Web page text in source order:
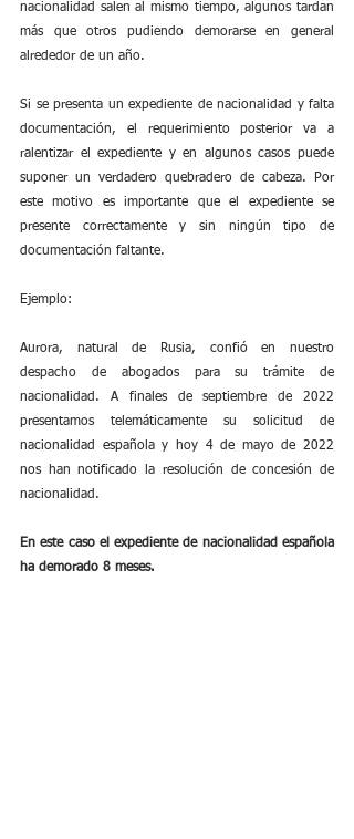
nacionalidad salen al mismo tiempo, algunos tardan
más que otros pudiendo demorarse en general
alrededor de un año.
Si se presenta un expediente de nacionalidad y falta
documentación, el requerimiento posterior va a
ralentizar el expediente y en algunos casos puede
suponer un verdadero quebradero de cabeza. Por
este motivo es importante que el expediente se
presente correctamente y sin ningún tipo de
documentación faltante.
Ejemplo:
Aurora, natural de Rusia, confió en nuestro
despacho de abogados para su trámite de
nacionalidad. A finales de septiembre de 2022
presentamos telemáticamente su solicitud de
nacionalidad española y hoy 4 de mayo de 2022
nos han notificado la resolución de concesión de
nacionalidad.
En este caso el expediente de nacionalidad española
ha demorado 8 meses.